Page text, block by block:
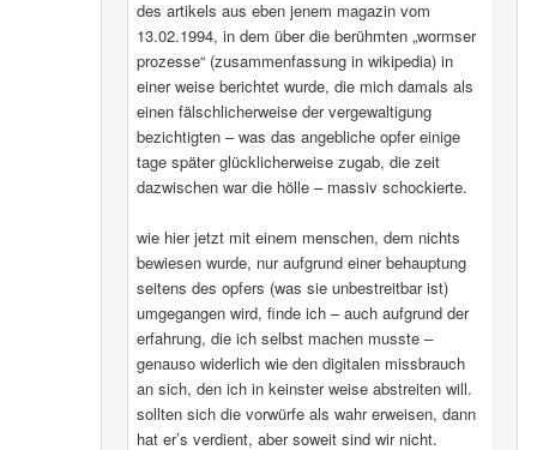
des artikels aus eben jenem magazin vom
13.02.1994, in dem über die berühmten „wormser
prozesse“ (zusammenfassung in wikipedia) in
einer weise berichtet wurde, die mich damals als
einen fälschlicherweise der vergewaltigung
bezichtigten – was das angebliche opfer einige
tage später glücklicherweise zugab, die zeit
dazwischen war die hölle – massiv schockierte.
wie hier jetzt mit einem menschen, dem nichts
bewiesen wurde, nur aufgrund einer behauptung
seitens des opfers (was sie unbestreitbar ist)
umgegangen wird, finde ich – auch aufgrund der
erfahrung, die ich selbst machen musste –
genauso widerlich wie den digitalen missbrauch
an sich, den ich in keinster weise abstreiten will.
sollten sich die vorwürfe als wahr erweisen, dann
hat er’s verdient, aber soweit sind wir nicht.